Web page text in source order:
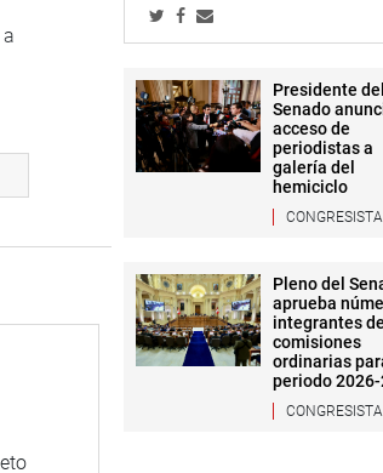
Presidente del
Senado
acceso de
periodistas a
galería del
hemiciclo
CONGRESISTA
Pleno del
aprueba
integrantes de
comisiones
ordinarias
periodo
CONGRESISTA